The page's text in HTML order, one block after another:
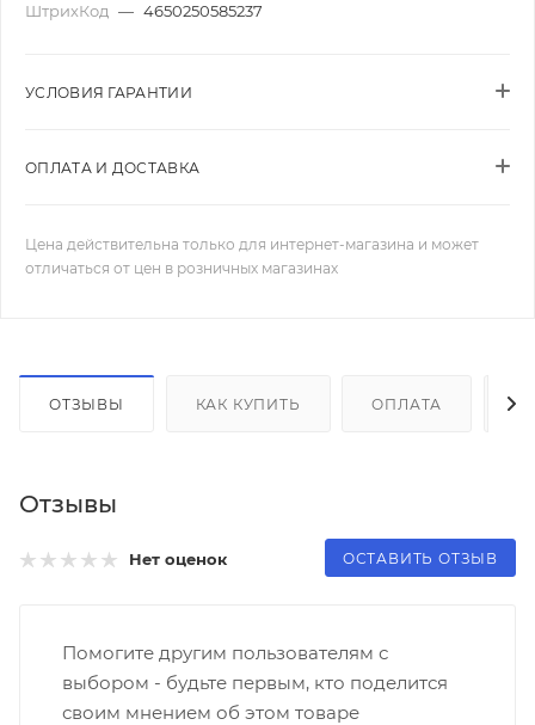
ШтрихКод — 4650250585237
УСЛОВИЯ ГАРАНТИИ
ОПЛАТА И ДОСТАВКА
Цена действительна только для интернет-магазина и может
отличаться от цен в розничных магазинах
ОТЗЫВЫ КАК КУПИТЬ ОПЛАТА
Отзывы
Нет оценок ОСТАВИТЬ ОТЗЫВ
Помогите другим пользователям с
выбором - будьте первым, кто поделится
своим мнением об этом товаре